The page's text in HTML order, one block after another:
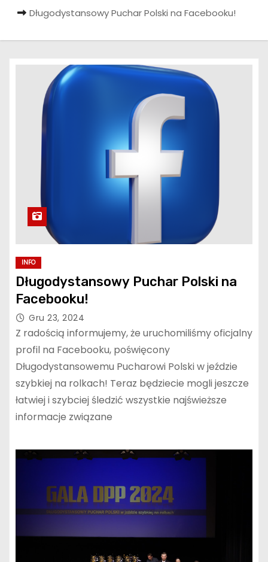
Długodystansowy Puchar Polski na Facebooku!
INFO
Długodystansowy Puchar Polski na
Facebooku!
Gru 23, 2024
Z radością informujemy, że uruchomiliśmy oficjalny
profil na Facebooku, poświęcony
Długodystansowemu Pucharowi Polski w jeździe
szybkiej na rolkach! Teraz będziecie mogli jeszcze
łatwiej i szybciej śledzić wszystkie najświeższe
informacje związane